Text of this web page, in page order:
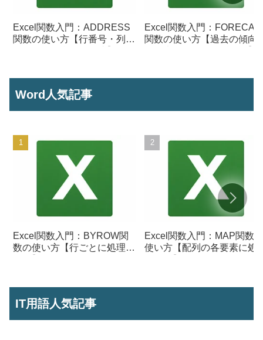
Excel関数入門：ADDRESS
関数の使い方【行番号・列番
Excel関数入門：
関数の使い方【過去の傾向
Word人気記事
Excel関数入門：BYROW関
数の使い方【行ごとに処理を
Excel関数入門：MAP関数の
使い方【配列の各要素に処
IT用語人気記事